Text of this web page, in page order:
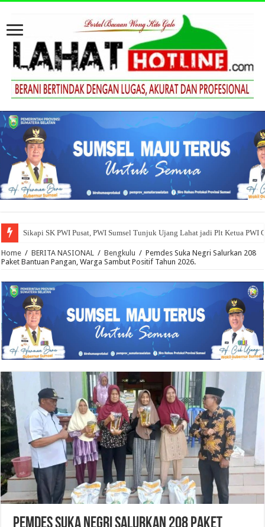
Sikapi SK PWI Pusat, PWI Sumsel Tunjuk Ujang Lahat jadi Plt Ketua PWI
Home / BERITA NASIONAL / Bengkulu / Pemdes Suka Negri Salurkan 208
Paket Bantuan Pangan, Warga Sambut Positif Tahun 2026.